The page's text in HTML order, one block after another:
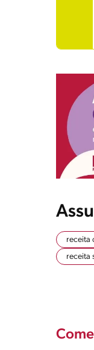
receita
receita